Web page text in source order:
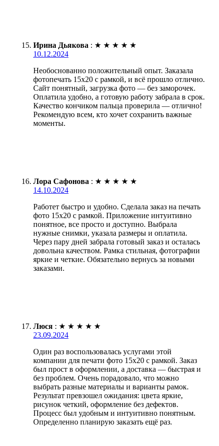
Ирина Дьякова : ★ ★ ★ ★ ★
10.12.2024
Необоснованно положительный опыт. Заказала
фотопечать 15х20 с рамкой, и всё прошло отлично.
Сайт понятный, загрузка фото — без заморочек.
Оплатила удобно, а готовую работу забрала в срок.
Качество кончиком пальца проверила — отлично!
Рекомендую всем, кто хочет сохранить важные
моменты.
Лора Сафонова : ★ ★ ★ ★ ★
14.10.2024
Работет быстро и удобно. Сделала заказ на печать
фото 15х20 с рамкой. Приложение интуитивно
понятное, все просто и доступно. Выбрала
нужные снимки, указала размеры и оплатила.
Через пару дней забрала готовый заказ и осталась
довольна качеством. Рамка стильная, фотографии
яркие и четкие. Обязательно вернусь за новыми
заказами.
Люся : ★ ★ ★ ★ ★
23.09.2024
Один раз воспользовалась услугами этой
компании для печати фото 15х20 с рамкой. Заказ
был прост в оформлении, а доставка — быстрая и
без проблем. Очень порадовало, что можно
выбрать разные материалы и варианты рамок.
Результат превзошел ожидания: цвета яркие,
рисунок четкий, оформление без дефектов.
Процесс был удобным и интуитивно понятным.
Определенно планирую заказать ещё раз.